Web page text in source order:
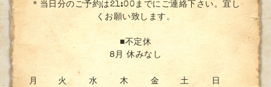
＊当日分のご予約は21:00までにご連絡下さい。宜し
くお願い致します。
■不定休
8月 休みなし
月 火 水 木 金 土
日